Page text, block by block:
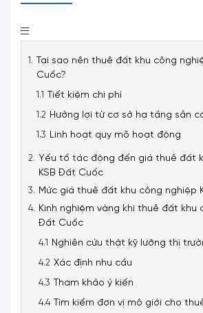
Tại sao nên thuê đất khu công
Cuốc?
Tiết kiệm chi phí
Hưởng lợi từ cơ sở hạ tầng sẵn
Linh hoạt quy mô hoạt động
Yếu tố tác động đến giá thuê đất
KSB Đất Cuốc
Mức giá thuê đất khu công nghiệp
Kinh nghiệm vàng khi thuê đất khu
Đất Cuốc
Nghiên cứu thật kỹ lưỡng thị
Xác định nhu cầu
Tham khảo ý kiến
Tìm kiếm đơn vị mô giới cho